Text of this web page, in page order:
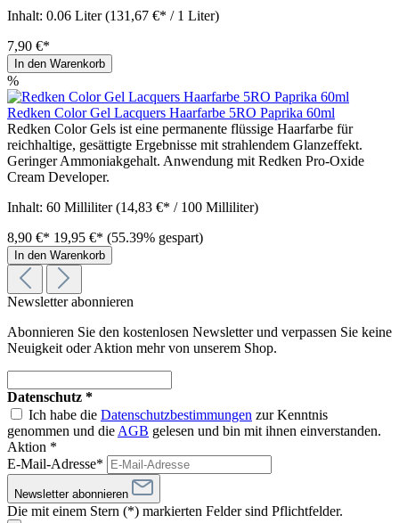
Inhalt: 0.06 Liter(131,67 €* / 1 Liter)
7,90 €*
In den Warenkorb
%
Redken Color Gel Lacquers Haarfarbe 5RO Paprika 60ml
Redken Color Gels ist eine permanente flüssige Haarfarbe für
reichhaltige, gesättigte Ergebnisse mit strahlendem Glanzeffekt.
Geringer Ammoniakgehalt. Anwendung mit Redken Pro-Oxide
Cream Developer.
Inhalt: 60 Milliliter(14,83 €* / 100 Milliliter)
8,90 €* 19,95 €* (55.39% gespart)
In den Warenkorb
Newsletter abonnieren
Abonnieren Sie den kostenlosen Newsletter und verpassen Sie keine
Neuigkeit oder Aktion mehr von unserem Shop.
Datenschutz *
Ich habe die Datenschutzbestimmungen zur Kenntnis
genommen und die AGB gelesen und bin mit ihnen einverstanden.
Aktion *
E-Mail-Adresse*
Newsletter abonnieren
Die mit einem Stern (*) markierten Felder sind Pflichtfelder.